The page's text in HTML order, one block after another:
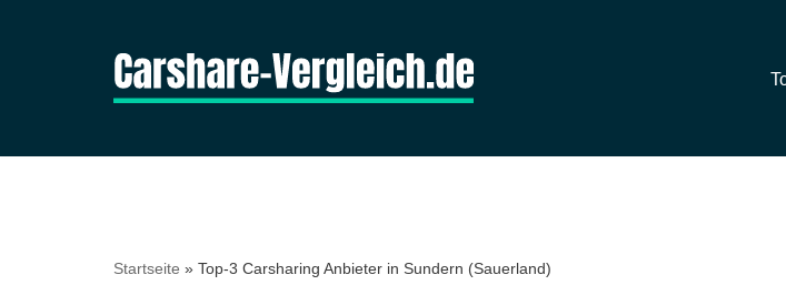
Startseite » Top-3 Carsharing Anbieter in Sundern (Sauerland)